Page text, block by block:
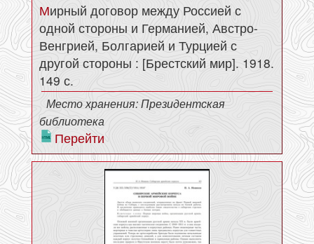
Мирный договор между Россией с
одной стороны и Германией, Австро-
Венгрией, Болгарией и Турцией с
другой стороны : [Брестский мир]. 1918.
149 с.
Место хранения: Президентская
библиотека
Перейти